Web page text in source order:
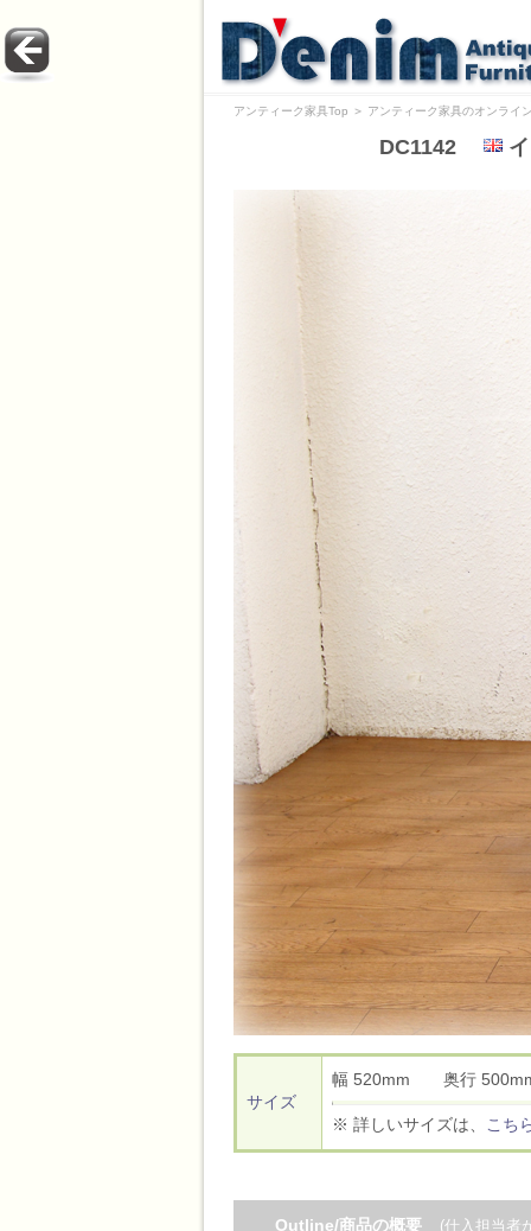
アンティーク家具Top ＞ アンティーク家具のオンライ
DC1142
サイズ
幅 520mm 奥行
※ 詳しいサイズは、 こち
Outline/商品の概要 (仕入担当者